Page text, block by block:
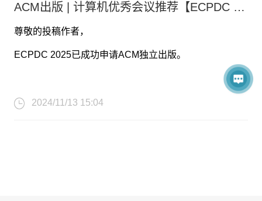
待与您相见！
会议召开形式调整不影响论文正常审核录用以及发表（论
文将继续在ACM出版社见刊，不受影响！）
我们仍接收口头汇报以及海报展示作者，欢迎各位积极参
与、投稿！
外相关高校和科研院所的科研人员、企业工程技术人员等
投稿及参加会议。
回顾ECPDC往届历史，已于会后4个月内见刊，见刊后1
个月内完成EI检索，速度快，历史良好！
论文集封面 EI Compendex
ACM出版 | 计算机优秀会议推荐【ECPDC 2025】
尊敬的投稿作者，
ECPDC 2025已成功申请ACM独立出版。
所有投稿的论文都将由会议委员会的两到三名专家审评员
2024/11/13 15:04